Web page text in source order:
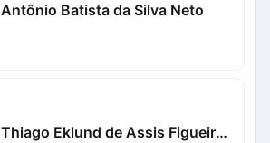
Antônio Batista da Silva Neto
Thiago Eklund de Assis Figueiredo